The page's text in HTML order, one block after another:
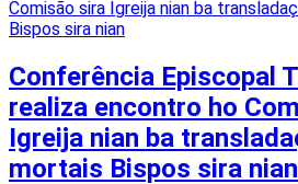
Conferência Episcopal
realiza encontro ho
Igreija nian ba
mortais Bispos sira nian